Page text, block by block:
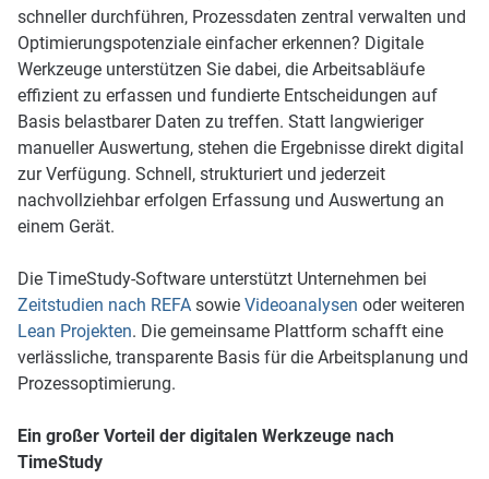
schneller durchführen, Prozessdaten zentral verwalten und
Optimierungspotenziale einfacher erkennen? Digitale
Werkzeuge unterstützen Sie dabei, die Arbeitsabläufe
effizient zu erfassen und fundierte Entscheidungen auf
Basis belastbarer Daten zu treffen. Statt langwieriger
manueller Auswertung, stehen die Ergebnisse direkt digital
zur Verfügung. Schnell, strukturiert und jederzeit
nachvollziehbar erfolgen Erfassung und Auswertung an
einem Gerät.
Die TimeStudy-Software unterstützt Unternehmen bei
Zeitstudien nach REFAsowie Videoanalysen oder weiteren
Lean Projekten. Die gemeinsame Plattform schafft eine
verlässliche, transparente Basis für die Arbeitsplanung und
Prozessoptimierung.
Ein großer Vorteil der digitalen Werkzeuge nach
TimeStudy